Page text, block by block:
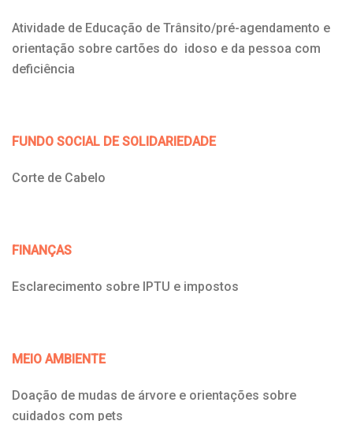
Atividade de Educação de Trânsito/pré-agendamento e
orientação sobre cartões do idoso e da pessoa com
deficiência
FUNDO SOCIAL DE SOLIDARIEDADE
Corte de Cabelo
FINANÇAS
Esclarecimento sobre IPTU e impostos
MEIO AMBIENTE
Doação de mudas de árvore e orientações sobre
cuidados com pets